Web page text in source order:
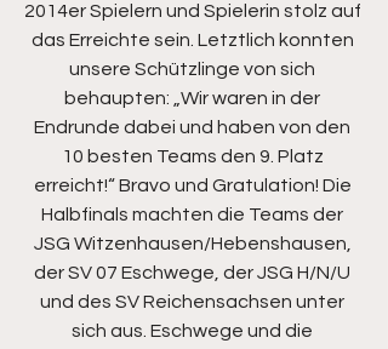
2014er Spielern und Spielerin stolz auf
das Erreichte sein. Letztlich konnten
unsere Schützlinge von sich
behaupten: „Wir waren in der
Endrunde dabei und haben von den
10 besten Teams den 9. Platz
erreicht!“ Bravo und Gratulation! Die
Halbfinals machten die Teams der
JSG Witzenhausen/Hebenshausen,
der SV 07 Eschwege, der JSG H/N/U
und des SV Reichensachsen unter
sich aus. Eschwege und die